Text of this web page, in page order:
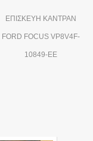
ΕΠΙΣΚΕΥΗ ΚΑΝΤΡΑΝ
FORD FOCUS VP8V4F-
10849-EE